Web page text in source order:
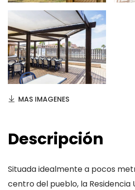
MAS IMAGENES
Descripción
Situada idealmente a pocos
centro del pueblo, la Residencia